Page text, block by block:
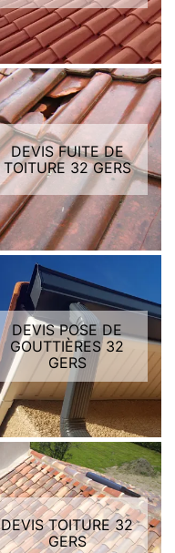
DEVIS FUITE DE
TOITURE 32 GERS
DEVIS POSE DE
GOUTTIÈRES 32
GERS
DEVIS TOITURE 32
GERS